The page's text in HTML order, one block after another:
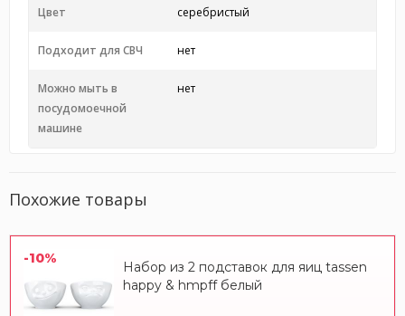
Цвет серебристый
Подходит для СВЧ нет
Можно мыть в
посудомоечной
машине
нет
Похожие товары
-10%
Набор из 2 подставок для яиц tassen
happy & hmpff белый